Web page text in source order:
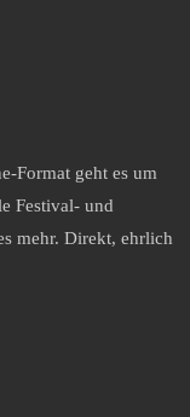
Format geht es um
Festival- und
mehr. Direkt, ehrlich